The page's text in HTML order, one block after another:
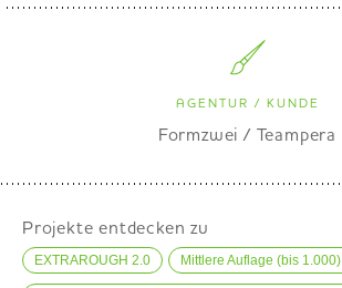
AGENTUR / KUNDE
Formzwei / Teampera
Projekte entdecken zu
EXTRAROUGH 2.0 Mittlere Auflage (bis